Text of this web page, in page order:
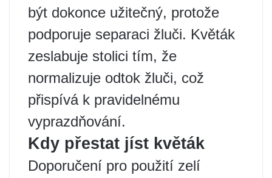
být dokonce užitečný, protože
podporuje separaci žluči. Květák
zeslabuje stolici tím, že
normalizuje odtok žluči, což
přispívá k pravidelnému
vyprazdňování.
Kdy přestat jíst květák
Doporučení pro použití zelí